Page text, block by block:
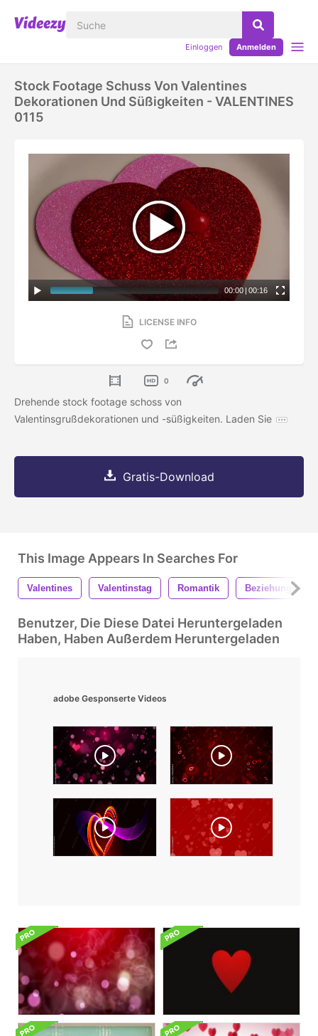
Einloggen Anmelden
Stock Footage Schuss Von Valentines
Dekorationen Und Süßigkeiten - VALENTINES
0115
00:00 | 00:16
LICENSE INFO
0
Drehende stock footage schoss von
Valentinsgrußdekorationen und -süßigkeiten. Laden Sie
Gratis-Download
This Image Appears In Searches For
Valentines Valentinstag Romantik Beziehungen
Benutzer, Die Diese Datei Heruntergeladen
Haben, Haben Außerdem Heruntergeladen
adobe Gesponserte Videos